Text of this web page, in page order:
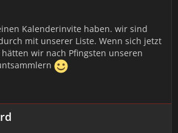
Kalenderinvite haben. wir sind
mit unserer Liste. Wenn sich jetzt
wir nach Pfingsten unseren